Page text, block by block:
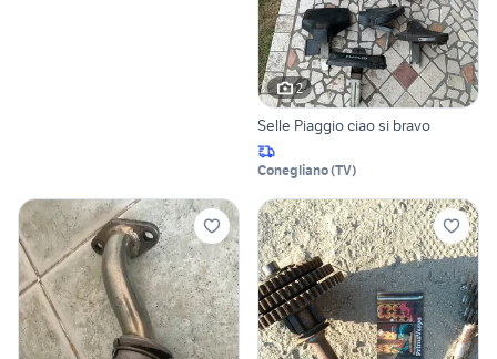
2
Selle Piaggio ciao si bravo
Conegliano(TV)